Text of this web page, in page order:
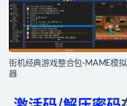
街机经典游戏整合包-MAME模拟
器